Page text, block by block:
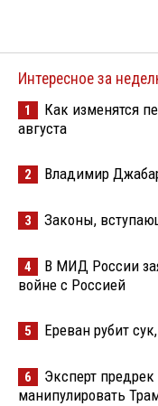
Интересное за
1
Как изменятся
августа
2 Владимир
3 Законы,
4
В МИД России
войне с Россией
5 Ереван рубит
6
Эксперт
манипулировать